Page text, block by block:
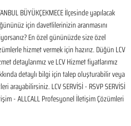
BÜYÜKÇEKMECE İlçesinde yapılacak
için davetlilerinizin aranmasını
En özel gününüzde size özel
hizmet vermek için hazırız. Düğün LCV
detaylarımız ve LCV Hizmet fiyatlarımız
detaylı bilgi için talep oluşturabilir veya
arayabilirsiniz. LCV SERVİSİ - RSVP SERVİSİ
- ALLCALL Profesyonel İletişim Çözümleri